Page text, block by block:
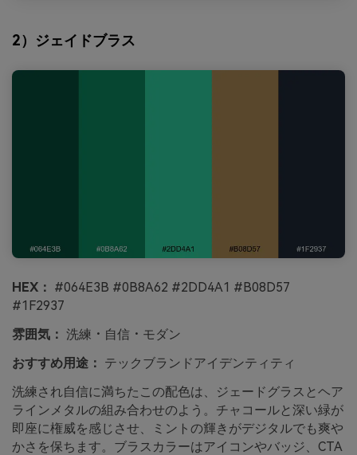
2）ジェイドブラス
HEX： #064E3B #0B8A62 #2DD4A1 #B08D57
#1F2937
雰囲気： 洗練・自信・モダン
おすすめ用途： テックブランドアイデンティティ
洗練され自信に満ちたこの配色は、ジェードグラスとヘア
ラインメタルの組み合わせのよう。チャコールと深い緑が
即座に権威を感じさせ、ミントの輝きがデジタルでも爽や
かさを保ちます。ブラスカラーはアイコンやバッジ、CTA